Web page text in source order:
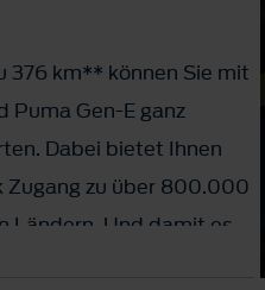
376 km** können Sie mit
Puma Gen-E ganz
Dabei bietet Ihnen
zu über 800.000
Ländern. Und damit es